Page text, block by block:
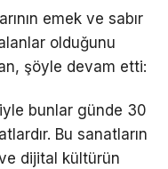
emek ve sabır
olduğunu
şöyle devam etti:
bunlar günde 30
Bu sanatların
dijital kültürün